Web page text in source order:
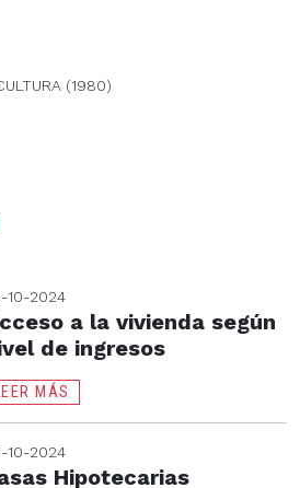
(1980)
10-2024
a la vivienda según
de ingresos
MÁS
10-2024
Hipotecarias